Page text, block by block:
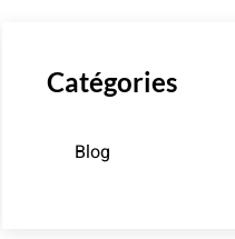
Catégories
Blog